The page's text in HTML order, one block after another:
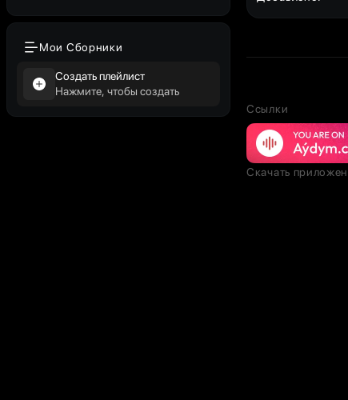
Мои Сборники
Создать плейлист
Нажмите, чтобы создать
Ссылки
Скачать